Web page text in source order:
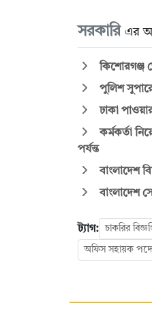
সরকারি এর
কিশোরগঞ্জ
পুলিশ
ঢাকা
কর্মকর্তা
পর্যন্ত
বাংলাদেশ
বাংলাদেশ
ট্যাগ: চাকরির
অফিস সহায়ক পদে